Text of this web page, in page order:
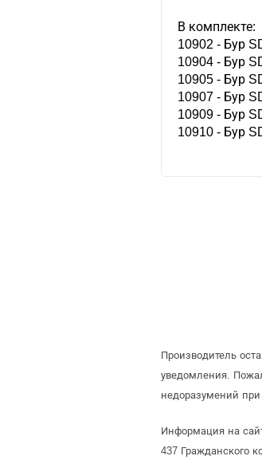
В комплекте:
10902 - Бур
10904 - Бур
10905 - Бур
10907 - Бур
10909 - Бур
10910 - Бур
Производитель
уведомления.
недоразумений при
Информация на
437 Гражданского